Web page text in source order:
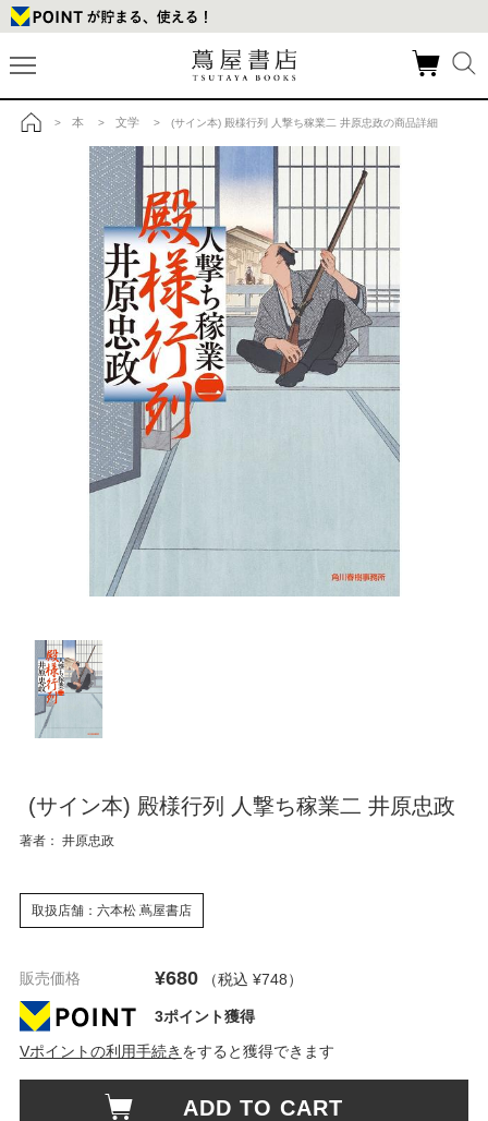
> 本 > 文学 > (サイン本) 殿様行列 人撃ち稼業二 井原忠政の商品詳細
(サイン本) 殿様行列 人撃ち稼業二 井原忠政
著者： 井原忠政
取扱店舗：六本松 蔦屋書店
販売価格 ¥680 （税込 ¥748）
3ポイント獲得
Vポイントの利用手続き をすると獲得できます
ADD TO CART